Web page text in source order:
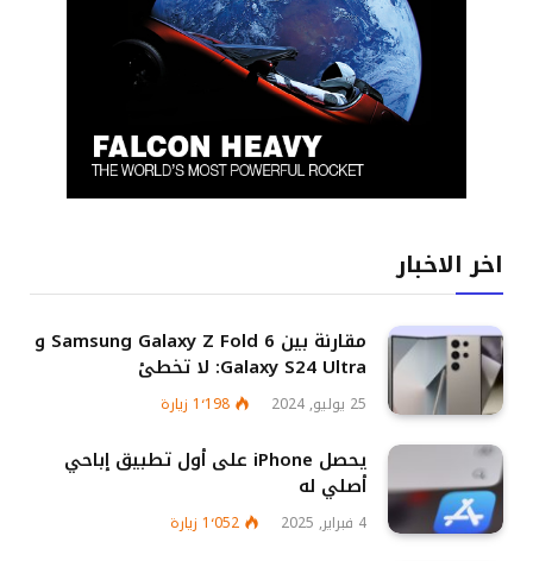
اخر الاخبار
مقارنة بين Samsung Galaxy Z Fold 6 و
Galaxy S24 Ultra: لا تخطئ
25 يوليو, 2024 1٬198 زيارة
يحصل iPhone على أول تطبيق إباحي
أصلي له
4 فبراير, 2025 1٬052 زيارة